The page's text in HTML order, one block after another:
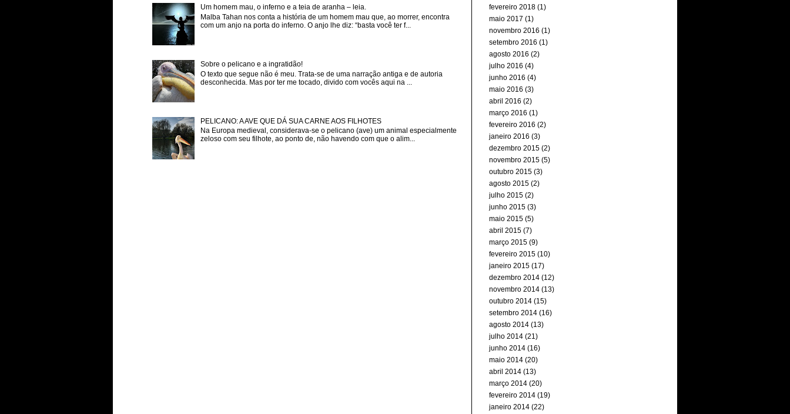
Um homem mau, o inferno e a teia de aranha – leia.
Malba Tahan nos conta a história de um homem mau que, ao morrer, encontra
com um anjo na porta do inferno. O anjo lhe diz: “basta você ter f...
Sobre o pelicano e a ingratidão!
O texto que segue não é meu. Trata-se de uma narração antiga e de autoria
desconhecida. Mas por ter me tocado, divido com vocês aqui na ...
PELICANO: A AVE QUE DÁ SUA CARNE AOS FILHOTES
Na Europa medieval, considerava-se o pelicano (ave) um animal especialmente
zeloso com seu filhote, ao ponto de, não havendo com que o alim...
fevereiro 2018 (1)
maio 2017 (1)
novembro 2016 (1)
setembro 2016 (1)
agosto 2016 (2)
julho 2016 (4)
junho 2016 (4)
maio 2016 (3)
abril 2016 (2)
março 2016 (1)
fevereiro 2016 (2)
janeiro 2016 (3)
dezembro 2015 (2)
novembro 2015 (5)
outubro 2015 (3)
agosto 2015 (2)
julho 2015 (2)
junho 2015 (3)
maio 2015 (5)
abril 2015 (7)
março 2015 (9)
fevereiro 2015 (10)
janeiro 2015 (17)
dezembro 2014 (12)
novembro 2014 (13)
outubro 2014 (15)
setembro 2014 (16)
agosto 2014 (13)
julho 2014 (21)
junho 2014 (16)
maio 2014 (20)
abril 2014 (13)
março 2014 (20)
fevereiro 2014 (19)
janeiro 2014 (22)